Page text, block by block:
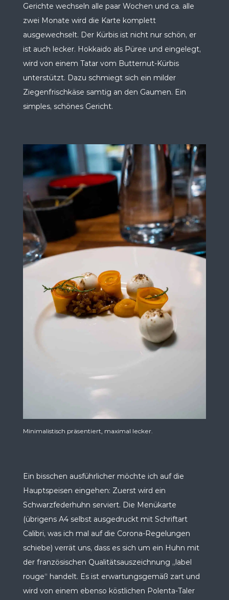
Gerichte wechseln alle paar Wochen und ca. alle
zwei Monate wird die Karte komplett
ausgewechselt. Der Kürbis ist nicht nur schön, er
ist auch lecker. Hokkaido als Püree und eingelegt,
wird von einem Tatar vom Butternut-Kürbis
unterstützt. Dazu schmiegt sich ein milder
Ziegenfrischkäse samtig an den Gaumen. Ein
simples, schönes Gericht.
Minimalistisch präsentiert, maximal lecker.
Ein bisschen ausführlicher möchte ich auf die
Hauptspeisen eingehen: Zuerst wird ein
Schwarzfederhuhn serviert. Die Menükarte
(übrigens A4 selbst ausgedruckt mit Schriftart
Calibri, was ich mal auf die Corona-Regelungen
schiebe) verrät uns, dass es sich um ein Huhn mit
der französischen Qualitätsauszeichnung „label
rouge“ handelt. Es ist erwartungsgemäß zart und
wird von einem ebenso köstlichen Polenta-Taler